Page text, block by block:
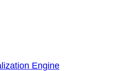
Engine